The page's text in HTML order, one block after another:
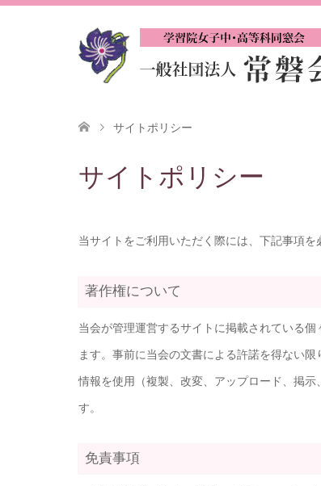
サイトポリシー
サイトポリシー
当サイトをご利用いただく際には、下記事項
著作権について
当会が管理運営するサイトに掲載されている
ます。事前に当会の文書による許諾を得ない
情報を使用（複製、改変、アップロード、掲
す。
免責事項